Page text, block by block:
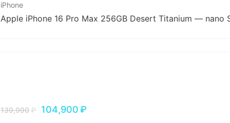
iPhone
Apple iPhone 16 Pro Max 256GB Desert Titanium — nano
139,990₽ 104,900₽